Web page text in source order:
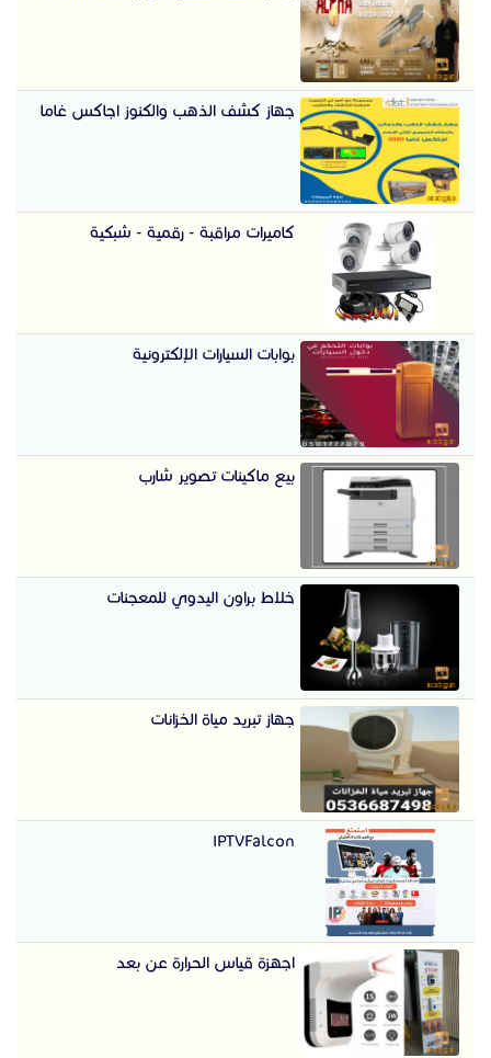
جهاز كشف الذهب والكنوز اجاكس غاما
كاميرات مراقبة - رقمية - شبكية
بوابات السيارات الإلكترونية
بيع ماكينات تصوير شارب
خلاط براون اليدوي للمعجنات
جهاز تبريد مياة الخزانات
IPTVFalcon
اجهزة قياس الحرارة عن بعد